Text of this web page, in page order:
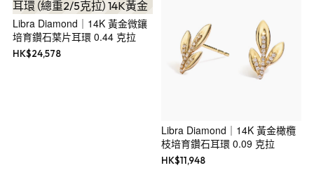
Libra Diamond｜14K 黃金微鑲
培育鑽石葉片耳環 0.44 克拉
HK$24,578
Libra Diamond｜14K 黃金橄欖
枝培育鑽石耳環 0.09 克拉
HK$11,948